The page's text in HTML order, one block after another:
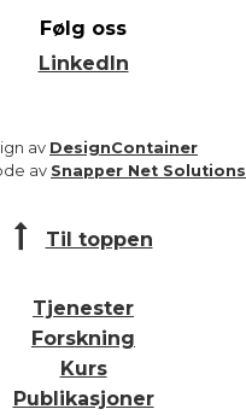
Følg oss
LinkedIn
av DesignContainer
av Snapper Net Solutions
Til toppen
Tjenester
Forskning
Kurs
Publikasjoner